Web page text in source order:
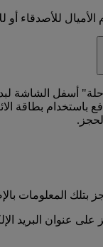
للأصدقاء
أسفل الشاشة
باستخدام بطاقة
بتلك
عنوان البريد